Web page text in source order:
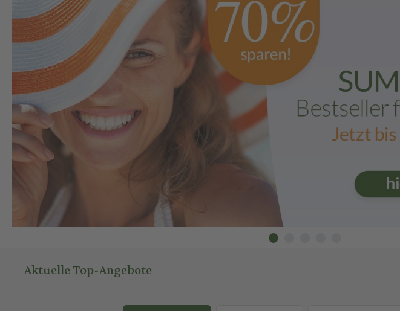
Aktuelle Top-Angebote